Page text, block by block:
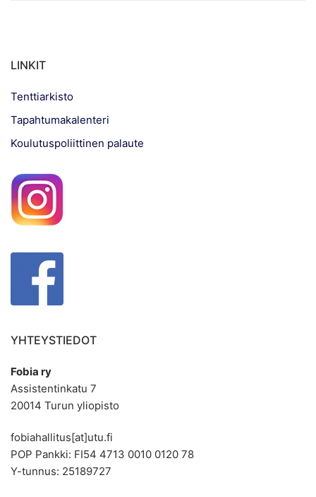
LINKIT
Tenttiarkisto
Tapahtumakalenteri
Koulutuspoliittinen palaute
YHTEYSTIEDOT
Fobia ry
Assistentinkatu 7
20014 Turun yliopisto
fobiahallitus[at]utu.fi
POP Pankki: FI54 4713 0010 0120 78
Y-tunnus: 25189727